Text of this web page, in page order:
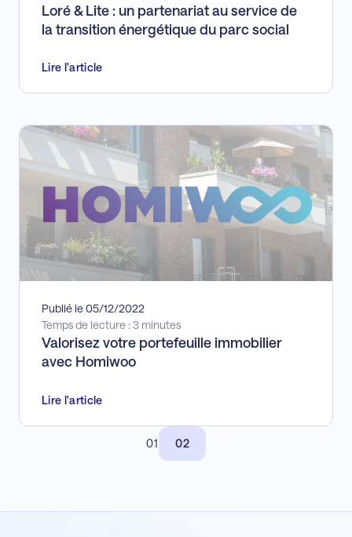
Loré & Lite : un partenariat au service de
la transition énergétique du parc social
Lire l'article
Publié le 05/12/2022
Temps de lecture : 3 minutes
Valorisez votre portefeuille immobilier
avec Homiwoo
Lire l'article
01 02